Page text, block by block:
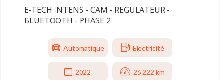
E-TECH INTENS - CAM - REGULATEUR -
BLUETOOTH - PHASE 2
Automatique Electricité
2022 26 222 km